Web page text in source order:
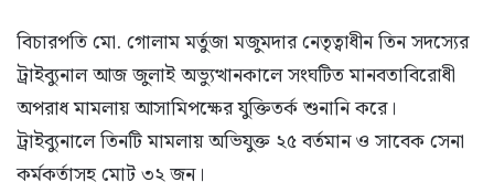
বিচারপতি মো. গোলাম মর্তুজা মজুমদার নেতৃত্বাধীন তিন সদস্যের
ট্রাইব্যুনাল আজ জুলাই অভ্যুত্থানকালে সংঘটিত মানবতাবিরোধী
অপরাধ মামলায় আসামিপক্ষের যুক্তিতর্ক শুনানি করে।
ট্রাইব্যুনালে তিনটি মামলায় অভিযুক্ত ২৫ বর্তমান ও সাবেক সেনা
কর্মকর্তাসহ মোট ৩২ জন।